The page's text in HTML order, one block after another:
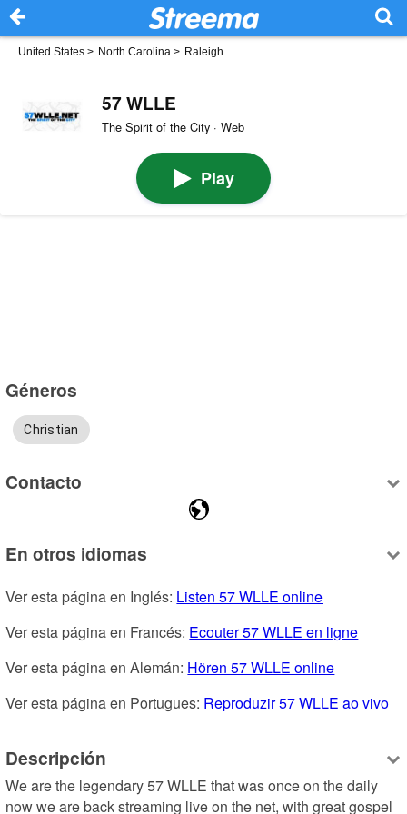
United States > North Carolina > Raleigh
57 WLLE
The Spirit of the City · Web
Play
Géneros
Christian
Contacto
En otros idiomas
Ver esta página en Inglés: Listen 57 WLLE online
Ver esta página en Francés: Ecouter 57 WLLE en ligne
Ver esta página en Alemán: Hören 57 WLLE online
Ver esta página en Portugues: Reproduzir 57 WLLE ao vivo
Descripción
We are the legendary 57 WLLE that was once on the daily
now we are back streaming live on the net, with great gospel